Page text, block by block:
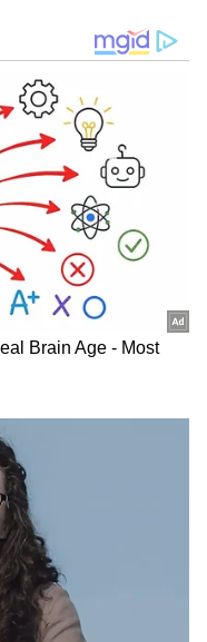
கேஜிஎப்
மத்தியில்
பெற்றது.
பாகம் கடந்த 4
கடந்த
முதன்மைத்